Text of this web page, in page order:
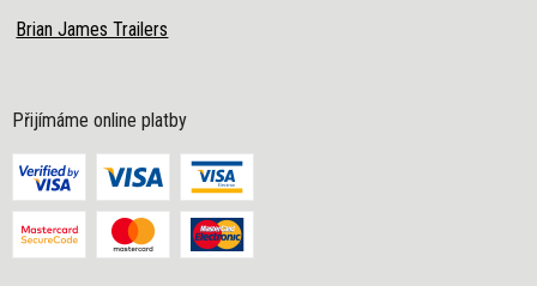
Brian James Trailers
Přijímáme online platby